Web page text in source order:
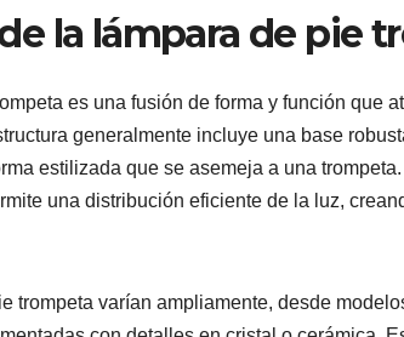
la lámpara de pie
es una fusión de forma y función que
generalmente incluye una base
estilizada que se asemeja a una
una distribución eficiente de la luz,
trompeta varían ampliamente, desde